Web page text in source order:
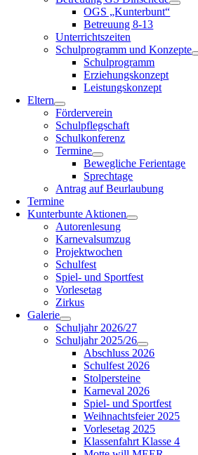
OGS „Kunterbunt“
Betreuung 8-13
Unterrichtszeiten
Schulprogramm und Konzepte
Schulprogramm
Erziehungskonzept
Leistungskonzept
Eltern
Förderverein
Schulpflegschaft
Schulkonferenz
Termine
Bewegliche Ferientage
Sprechtage
Antrag auf Beurlaubung
Termine
Kunterbunte Aktionen
Autorenlesung
Karnevalsumzug
Projektwochen
Schulfest
Spiel- und Sportfest
Vorlesetag
Zirkus
Galerie
Schuljahr 2026/27
Schuljahr 2025/26
Abschluss 2026
Schulfest 2026
Stolpersteine
Karneval 2026
Spiel- und Sportfest
Weihnachtsfeier 2025
Vorlesetag 2025
Klassenfahrt Klasse 4